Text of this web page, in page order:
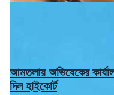
আমতলায় অভিষেকের
দিল হাইকোর্ট